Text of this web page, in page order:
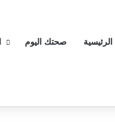
الرئيسية صحتك اليوم